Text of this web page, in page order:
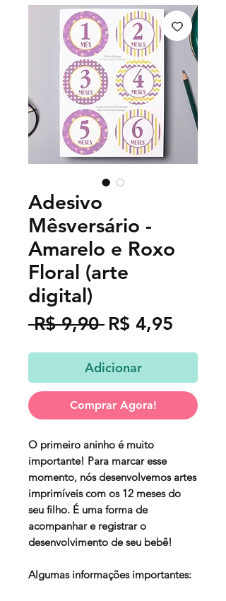
Adesivo
Mêsversário -
Amarelo e Roxo
Floral (arte
digital)
R$ 9,90 Preço
R$ 4,95
Adicionar
Comprar Agora!
O primeiro aninho é muito
importante! Para marcar esse
momento, nós desenvolvemos artes
imprimíveis com os 12 meses do
seu filho. É uma forma de
acompanhar e registrar o
desenvolvimento de seu bebê!
Algumas informações importantes: